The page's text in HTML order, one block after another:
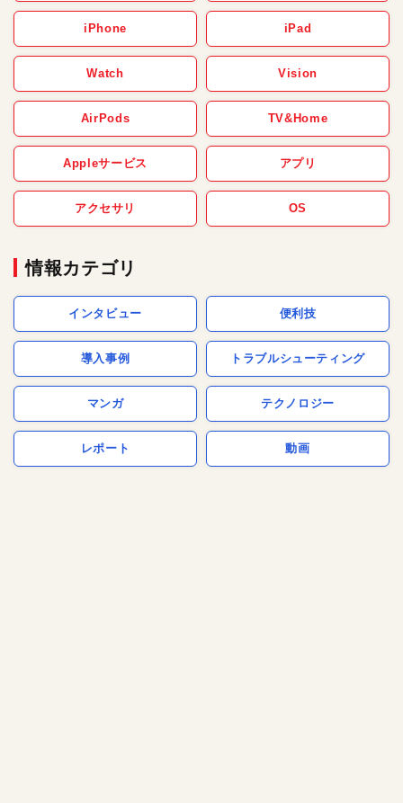
iPhone iPad
Watch Vision
AirPods TV&Home
Appleサービス アプリ
アクセサリ OS
情報カテゴリ
インタビュー 便利技
導入事例 トラブルシューティング
マンガ テクノロジー
レポート 動画